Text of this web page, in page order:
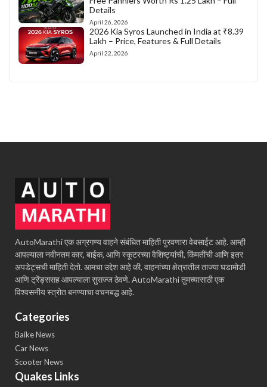
Details
April 26, 2026
2026 Kia Syros Launched in India at ₹8.39
Lakh – Price, Features & Full Details
April 22, 2026
AutoMarathi एक अग्रगण्य वाहने संबंधित माहिती पुरवणारा वेबसाईट आहे. आम्ही
आपल्याला नवीनतम कार, बाईक, आणि स्कूटरच्या वैशिष्ट्यांची, किंमतींची आणि इतर
अपडेट्सची माहिती देतो. आमचा उद्देश आहे की, वाहनांच्या क्षेत्रातील ताज्या घडामोडी
आणि ट्रेंड्ससह आपल्याला सुसज्ज ठेवणे. AutoMarathi तुमच्यासाठी एक
विश्वसनीय स्त्रोत बनण्याचा वचनबद्ध आहे.
Categories
Baike News
Car News
Scooter News
Quakes Links